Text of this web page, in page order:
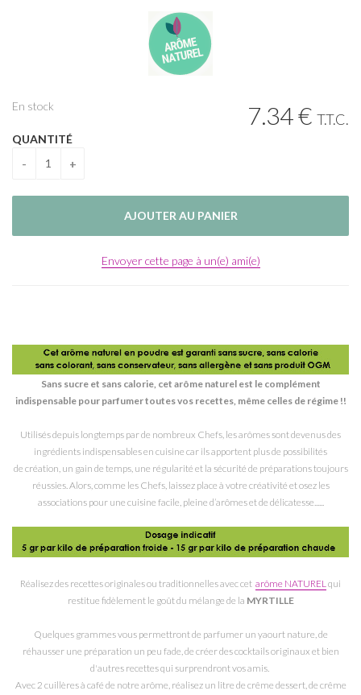
7.34€ T.T.C.
En stock
QUANTITÉ
Envoyer cette page à un(e) ami(e)
Sans sucre et sans calorie, cet arôme naturel est le complément
indispensable pour parfumer toutes vos recettes, même celles de régime !!
Utilisés depuis longtemps par de nombreux Chefs, les arômes sont devenus des
ingrédients indispensables en cuisine car ils apportent plus de possibilités
de création, un gain de temps, une régularité et la sécurité de préparations toujours
réussies. Alors, comme les Chefs, laissez place à votre créativité et osez les
associations pour une cuisine facile, pleine d’arômes et de délicatesse......
Réalisez des recettes originales ou traditionnelles avec cet arôme NATURELqui
restitue fidèlement le goût du mélange de la MYRTILLE
Quelques grammes vous permettront de parfumer un yaourt nature, de
réhausser une préparation un peu fade, de créer des cocktails originaux et bien
d'autres recettes qui surprendront vos amis.
Avec 2 cuillères à café de notre arôme, réalisez un litre de crême dessert, de crême